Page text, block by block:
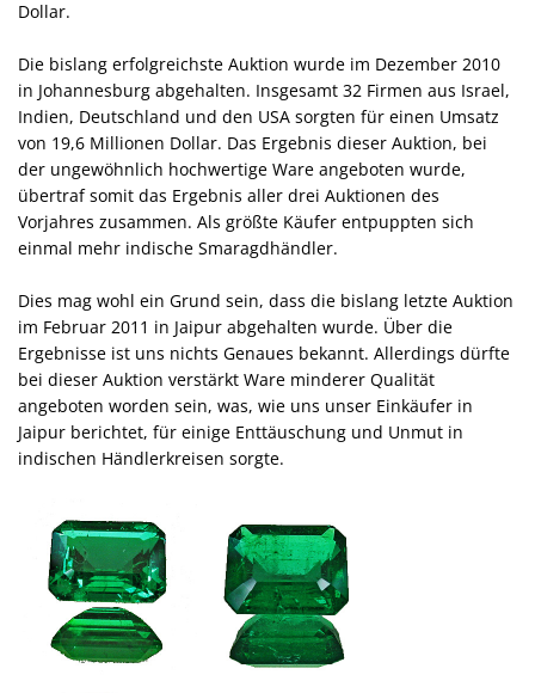
Dollar.
Die bislang erfolgreichste Auktion wurde im Dezember 2010
in Johannesburg abgehalten. Insgesamt 32 Firmen aus Israel,
Indien, Deutschland und den USA sorgten für einen Umsatz
von 19,6 Millionen Dollar. Das Ergebnis dieser Auktion, bei
der ungewöhnlich hochwertige Ware angeboten wurde,
übertraf somit das Ergebnis aller drei Auktionen des
Vorjahres zusammen. Als größte Käufer entpuppten sich
einmal mehr indische Smaragdhändler.
Dies mag wohl ein Grund sein, dass die bislang letzte Auktion
im Februar 2011 in Jaipur abgehalten wurde. Über die
Ergebnisse ist uns nichts Genaues bekannt. Allerdings dürfte
bei dieser Auktion verstärkt Ware minderer Qualität
angeboten worden sein, was, wie uns unser Einkäufer in
Jaipur berichtet, für einige Enttäuschung und Unmut in
indischen Händlerkreisen sorgte.